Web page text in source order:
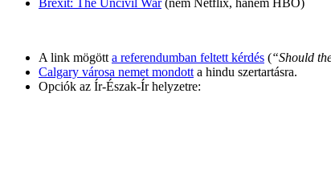
A link mögött a referendumban feltett kérdés (“Should
Calgary városa nemet mondott a hindu szertartásra.
Opciók az Ír-Észak-Ír helyzetre: